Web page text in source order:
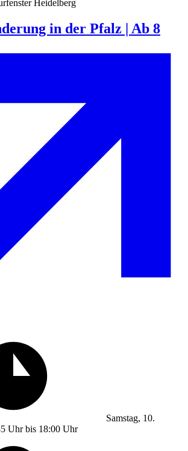
Heidelberg
in der Pfalz | Ab 8
Samstag, 10.
Uhr bis 18:00 Uhr